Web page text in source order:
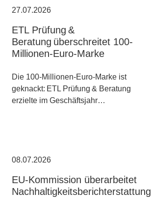
27.07.2026
ETL Prüfung &
Beratung überschreitet 100-
Millionen-Euro-Marke
Die 100-Millionen-Euro-Marke ist
geknackt: ETL Prüfung & Beratung
erzielte im Geschäftsjahr…
08.07.2026
EU-Kommission überarbeitet
Nachhaltigkeitsberichterstattung